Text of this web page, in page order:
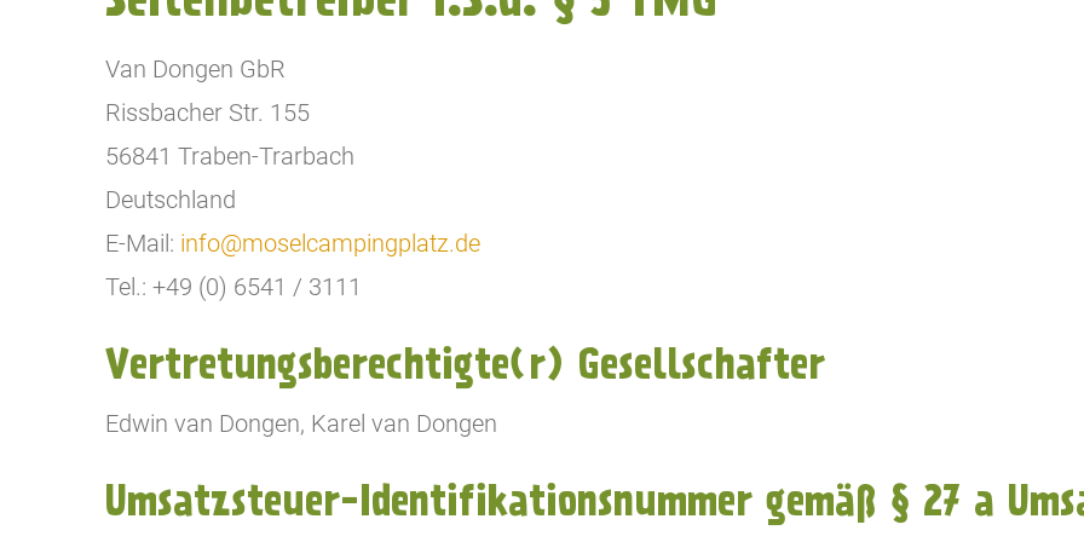
Van Dongen GbR
Rissbacher Str. 155
56841 Traben-Trarbach
Deutschland
E-Mail: info@moselcampingplatz.de
Tel.: +49 (0) 6541 / 3111
Vertretungsberechtigte(r) Gesellschafter
Edwin van Dongen, Karel van Dongen
Umsatzsteuer-Identifikationsnummer gemäß § 27 a